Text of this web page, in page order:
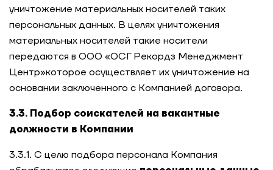
уничтожение материальных носителей таких
персональных данных. В целях уничтожения
материальных носителей такие носители
передаются в ООО «ОСГ Рекордз Менеджмент
Центр»которое осуществляет их уничтожение на
основании заключенного с Компанией договора.
3.3. Подбор соискателей на вакантные
должности в Компании
3.3.1. С целю подбора персонала Компания